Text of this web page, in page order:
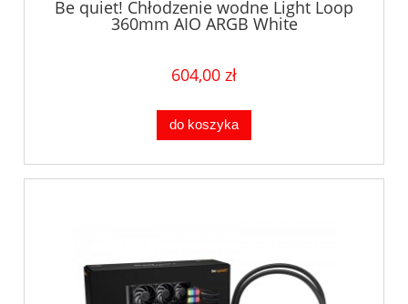
Be quiet! Chłodzenie wodne Light Loop
360mm AIO ARGB White
604,00 zł
do koszyka